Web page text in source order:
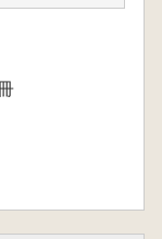
貴)
貴)
昭・金澤
克)